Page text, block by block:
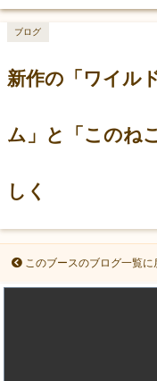
新作の「ワイル
ム」と「このね
しく
ブログ
このブースのブログ一覧に